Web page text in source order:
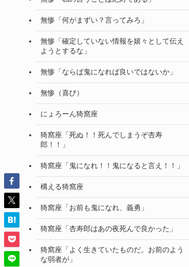
無惨「何がまずい？言ってみろ」
無惨「確定していない情報を嬉々として伝え
ようとするな」
無惨「ならば鬼になれば良いではないか」
無惨（喜び）
にょろーん猗窩座
猗窩座「死ぬ！！死んでしまうぞ杏寿
郎！！」
猗窩座「鬼になれ！！鬼になると言え！！」
構える猗窩座
猗窩座「お前も鬼になれ、義勇」
猗窩座「杏寿郎はあの夜死んで良かった」
猗窩座「よく生きていたものだ。お前のよう
な弱者が」